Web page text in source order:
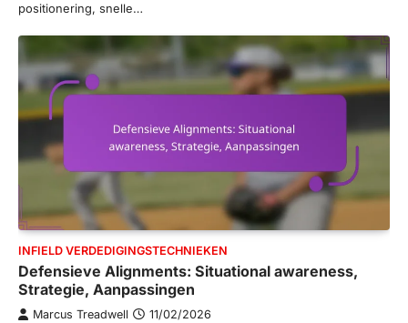
positionering, snelle…
INFIELD VERDEDIGINGSTECHNIEKEN
Defensieve Alignments: Situational awareness,
Strategie, Aanpassingen
Marcus Treadwell 11/02/2026